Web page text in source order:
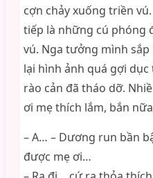
cợn chảy xuống triền
tiếp là những cú phóng
vú. Nga tưởng mình
lại hình ảnh quá gợi
rào cản đã tháo dỡ.
ơi mẹ thích lắm, bắn
– A… – Dương run bần
được mẹ ơi…